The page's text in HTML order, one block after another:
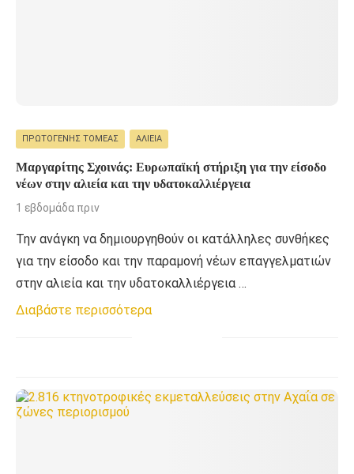
ΠΡΩΤΟΓΕΝΉΣ ΤΟΜΈΑΣ ΑΛΙΕΊΑ
Μαργαρίτης Σχοινάς: Ευρωπαϊκή στήριξη για την είσοδο
νέων στην αλιεία και την υδατοκαλλιέργεια
1 εβδομάδα πριν
Την ανάγκη να δημιουργηθούν οι κατάλληλες συνθήκες
για την είσοδο και την παραμονή νέων επαγγελματιών
στην αλιεία και την υδατοκαλλιέργεια …
Διαβάστε περισσότερα